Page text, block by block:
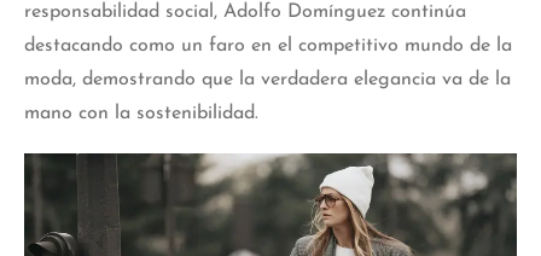
responsabilidad social, Adolfo Domínguez continúa
destacando como un faro en el competitivo mundo de la
moda, demostrando que la verdadera elegancia va de la
mano con la sostenibilidad.